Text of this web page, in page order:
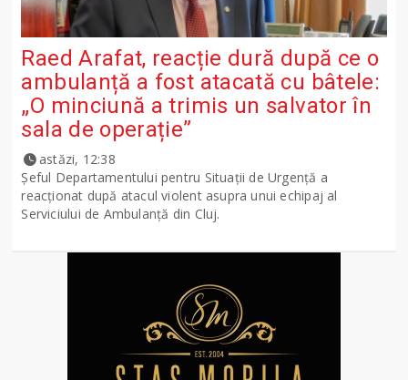
Raed Arafat, reacție dură după ce o
ambulanță a fost atacată cu bâtele:
„O minciună a trimis un salvator în
sala de operație”
astăzi, 12:38
Șeful Departamentului pentru Situații de Urgență a
reacționat după atacul violent asupra unui echipaj al
Serviciului de Ambulanță din Cluj.